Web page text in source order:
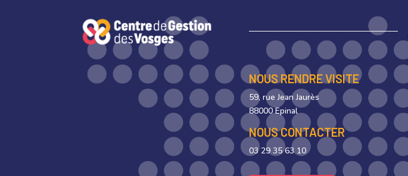
NOUS RENDRE VISITE
59, rue Jean Jaurès
88000 Epinal
NOUS CONTACTER
03 29 35 63 10